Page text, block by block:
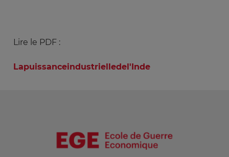
Lire le PDF :
Lapuissanceindustrielledel'Inde